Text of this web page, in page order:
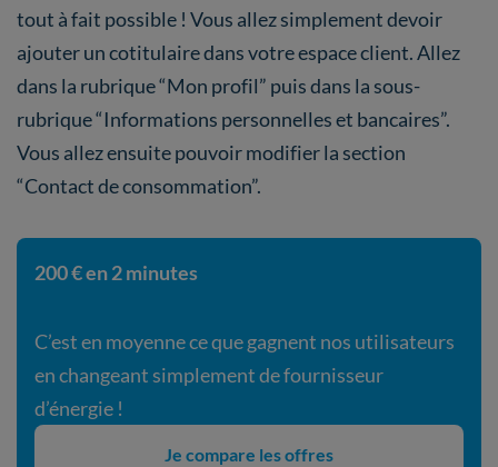
tout à fait possible ! Vous allez simplement devoir
ajouter un cotitulaire dans votre espace client. Allez
dans la rubrique “Mon profil” puis dans la sous-
rubrique “Informations personnelles et bancaires”.
Vous allez ensuite pouvoir modifier la section
“Contact de consommation”.
200 € en 2 minutes
C’est en moyenne ce que gagnent nos utilisateurs
en changeant simplement de fournisseur
d’énergie !
Je compare les offres